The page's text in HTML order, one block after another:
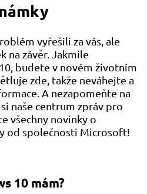
vyřešili za vás, ale
na závěr. Jakmile
budete v novém životním
zde, takže neváhejte a
A nezapomeňte na
naše centrum zpráv pro
všechny novinky o
od společnosti Microsoft!
10 mám?